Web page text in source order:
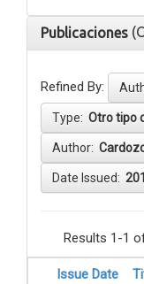
Publicaciones
Refined By:
Type: Otro tipo
Author:
Date Issued:
Results 1-1
Issue Date